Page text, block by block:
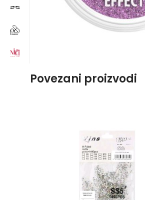
Povezani proizvodi